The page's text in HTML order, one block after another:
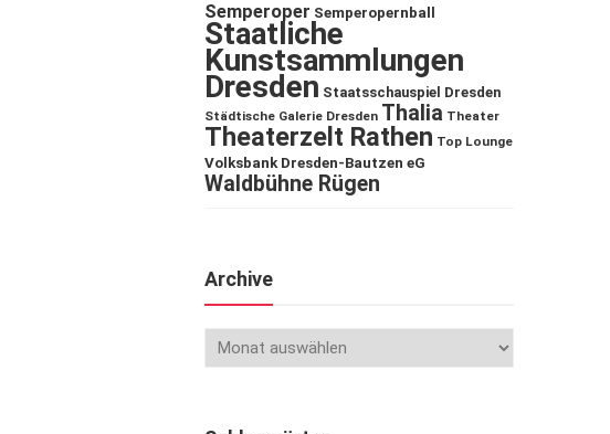
Semperoper Semperopernball
Staatliche
Kunstsammlungen
Dresden Staatsschauspiel Dresden
Städtische Galerie Dresden Thalia Theater
Theaterzelt Rathen Top Lounge
Volksbank Dresden-Bautzen eG
Waldbühne Rügen
Archive